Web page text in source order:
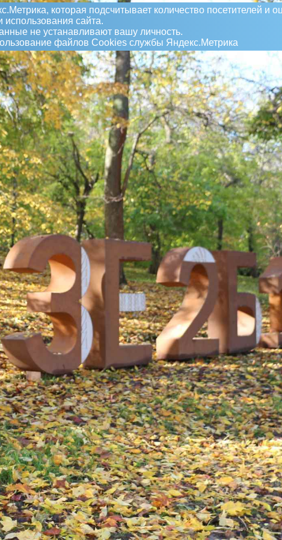
которая подсчитывает количество посетителей и
использования сайта.
не устанавливают вашу личность.
файлов Сookies службы Яндекс.Метрика